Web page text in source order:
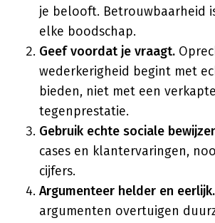
je belooft. Betrouwbaarheid
elke boodschap.
Geef voordat je vraagt.
wederkerigheid begint met
bieden, niet met een verkapte
tegenprestatie.
Gebruik echte sociale
cases en klantervaringen,
cijfers.
Argumenteer helder en eerlijk.
argumenten overtuigen